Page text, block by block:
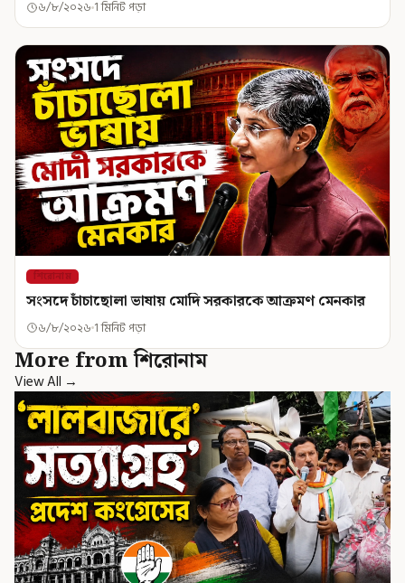
৬/৮/২০২৬ 1 মিনিট পড়া
শিরোনাম
সংসদে চাঁচাছোলা ভাষায় মোদি সরকারকে আক্রমণ মেনকার
৬/৮/২০২৬ 1 মিনিট পড়া
More from শিরোনাম
View All →